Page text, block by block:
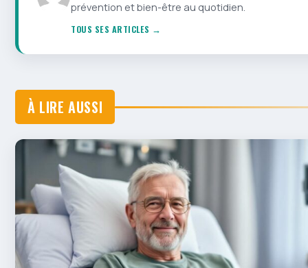
prévention et bien-être au quotidien.
TOUS SES ARTICLES →
À LIRE AUSSI